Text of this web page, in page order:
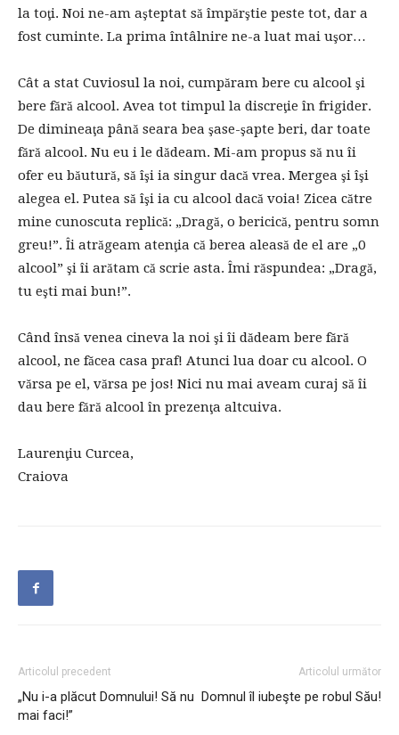
la toţi. Noi ne-am aşteptat să împărştie peste tot, dar a
fost cuminte. La prima întâlnire ne-a luat mai uşor…
Cât a stat Cuviosul la noi, cumpăram bere cu alcool şi
bere fără alcool. Avea tot timpul la discreţie în frigider.
De dimineaţa până seara bea şase-şapte beri, dar toate
fără alcool. Nu eu i le dădeam. Mi-am propus să nu îi
ofer eu băutură, să îşi ia singur dacă vrea. Mergea şi îşi
alegea el. Putea să îşi ia cu alcool dacă voia! Zicea către
mine cunoscuta replică: „Dragă, o bericică, pentru somn
greu!”. Îi atrăgeam atenţia că berea aleasă de el are „0
alcool” şi îi arătam că scrie asta. Îmi răspundea: „Dragă,
tu eşti mai bun!”.
Când însă venea cineva la noi şi îi dădeam bere fără
alcool, ne făcea casa praf! Atunci lua doar cu alcool. O
vărsa pe el, vărsa pe jos! Nici nu mai aveam curaj să îi
dau bere fără alcool în prezenţa altcuiva.
Laurenţiu Curcea,
Craiova
Articolul precedent
„Nu i-a plăcut Domnului! Să nu
mai faci!”
Articolul următor
Domnul îl iubeşte pe robul Său!